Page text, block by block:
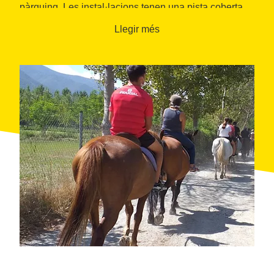
pàrquing. Les instal·lacions tenen una pista coberta
als adults, s'ofereixen classes per a tots els nivells i
edats en funció de les peticions i necessitats de cada
alumne.
Llegir més